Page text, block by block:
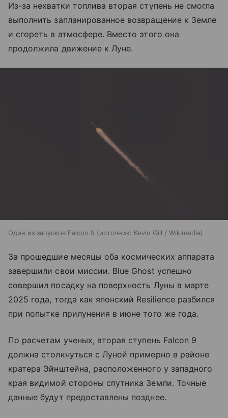
Из-за нехватки топлива вторая ступень не смогла
выполнить запланированное возвращение к Земле
и сгореть в атмосфере. Вместо этого она
продолжила движение к Луне.
Один из запусков Falcon 9 источник: Kevin Gill / Wikimedia
За прошедшие месяцы оба космических аппарата
завершили свои миссии. Blue Ghost успешно
совершил посадку на поверхность Луны в марте
2025 года, тогда как японский Resilience разбился
при попытке прилунения в июне того же года.
По расчетам ученых, вторая ступень Falcon 9
должна столкнуться с Луной примерно в районе
кратера Эйнштейна, расположенного у западного
края видимой стороны спутника Земли. Точные
данные будут предоставлены позднее.